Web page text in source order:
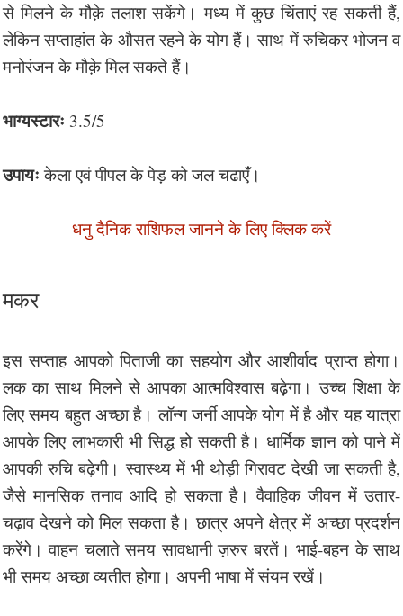
से मिलने के मौक़े तलाश सकेंगे। मध्य में कुछ चिंताएं रह सकती हैं,
लेकिन सप्ताहांत के औसत रहने के योग हैं। साथ में रुचिकर भोजन व
मनोरंजन के मौक़े मिल सकते हैं।
भाग्यस्टारः 3.5/5
उपायः केला एवं पीपल के पेड़ को जल चढाएँ।
धनु दैनिक राशिफल जानने के लिए क्लिक करें
मकर
इस सप्ताह आपको पिताजी का सहयोग और आशीर्वाद प्राप्त होगा।
लक का साथ मिलने से आपका आत्मविश्वास बढ़ेगा। उच्च शिक्षा के
लिए समय बहुत अच्छा है। लॉन्ग जर्नी आपके योग में है और यह यात्रा
आपके लिए लाभकारी भी सिद्ध हो सकती है। धार्मिक ज्ञान को पाने में
आपकी रुचि बढ़ेगी। स्वास्थ्य में भी थोड़ी गिरावट देखी जा सकती है,
जैसे मानसिक तनाव आदि हो सकता है। वैवाहिक जीवन में उतार-
चढ़ाव देखने को मिल सकता है। छात्र अपने क्षेत्र में अच्छा प्रदर्शन
करेंगे। वाहन चलाते समय सावधानी ज़रुर बरतें। भाई-बहन के साथ
भी समय अच्छा व्यतीत होगा। अपनी भाषा में संयम रखें।